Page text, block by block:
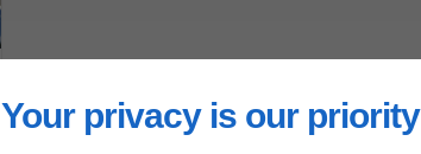
Your privacy is our priority